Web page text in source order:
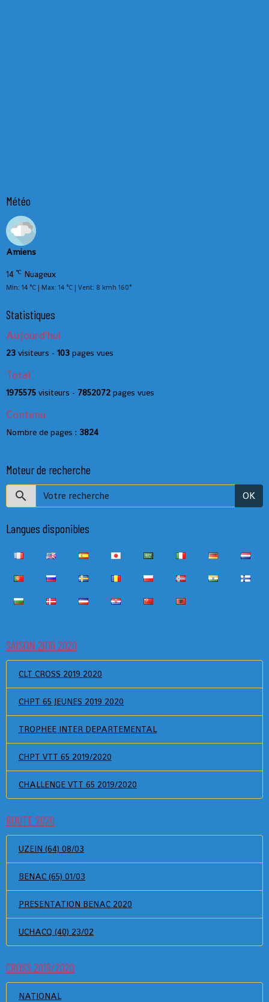
Météo
Amiens
14 °C Nuageux
Min: 14 °C | Max: 14 °C | Vent: 8 kmh 160°
Statistiques
Aujourd'hui
23 visiteurs - 103 pages vues
Total
1975575 visiteurs - 7852072 pages vues
Contenu
Nombre de pages : 3824
Moteur de recherche
OK
Langues disponibles
SAISON 2019 2020
CLT CROSS 2019 2020
CHPT 65 JEUNES 2019 2020
TROPHEE INTER DEPARTEMENTAL
CHPT VTT 65 2019/2020
CHALLENGE VTT 65 2019/2020
ROUTE 2020
UZEIN (64) 08/03
BENAC (65) 01/03
PRESENTATION BENAC 2020
UCHACQ (40) 23/02
CROSS 2019/2020
NATIONAL